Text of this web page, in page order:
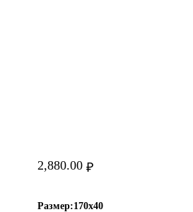
₽
2,880.00
Размер:170х40